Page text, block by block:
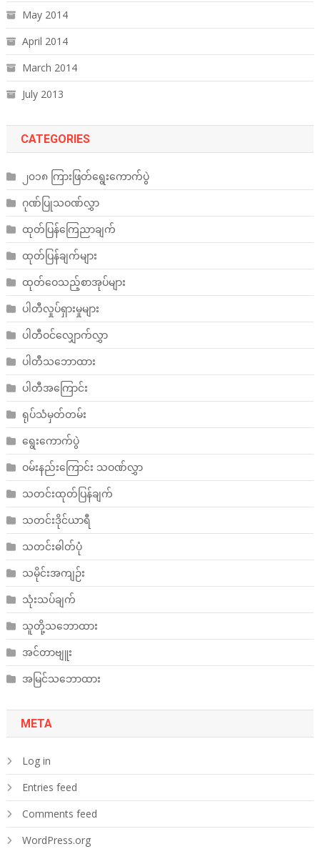
May 2014
April 2014
March 2014
July 2013
CATEGORIES
၂၀၁၈ ကြားဖြတ်ရွေးကောက်ပွဲ
ဂုဏ်ပြုသဝဏ်လွှာ
ထုတ်ပြန်ကြေညာချက်
ထုတ်ပြန်ချက်များ
ထုတ်ဝေသည့်စာအုပ်များ
ပါတီလှုပ်ရှားမှုများ
ပါတီဝင်လျှောက်လွှာ
ပါတီသဘောထား
ပါတီအကြောင်း
ရုပ်သံမှတ်တမ်း
ရွေးကောက်ပွဲ
ဝမ်းနည်းကြောင်း သဝဏ်လွှာ
သတင်းထုတ်ပြန်ချက်
သတင်းဒိုင်ယာရီ
သတင်းဓါတ်ပုံ
သမိုင်းအကျဉ်း
သုံးသပ်ချက်
သူတို့သဘောထား
အင်တာဗျူး
အမြင်သဘောထား
META
Log in
Entries feed
Comments feed
WordPress.org